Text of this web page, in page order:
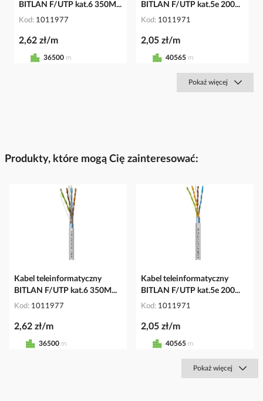
BITLAN F/UTP kat.6 350M...
Kod 1011977
2,62 zł/m
36500 m
BITLAN F/UTP kat.5e 200...
Kod 1011971
2,05 zł/m
40565 m
Pokaż więcej
Produkty, które mogą Cię zainteresować:
Kabel teleinformatyczny
BITLAN F/UTP kat.6 350M...
Kod 1011977
2,62 zł/m
36500 m
Kabel teleinformatyczny
BITLAN F/UTP kat.5e 200...
Kod 1011971
2,05 zł/m
40565 m
Pokaż więcej